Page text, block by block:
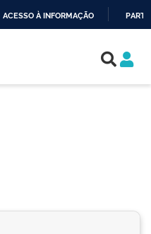
ACESSO À INFORMAÇÃO